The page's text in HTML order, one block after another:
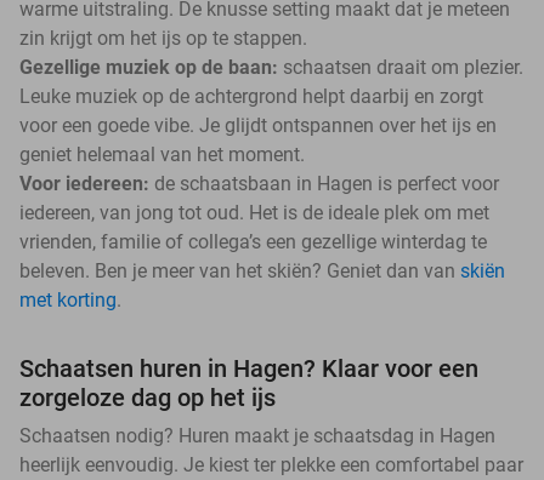
warme uitstraling. De knusse setting maakt dat je meteen
zin krijgt om het ijs op te stappen.
Gezellige muziek op de baan: schaatsen draait om plezier.
Leuke muziek op de achtergrond helpt daarbij en zorgt
voor een goede vibe. Je glijdt ontspannen over het ijs en
geniet helemaal van het moment.
Voor iedereen: de schaatsbaan in Hagen is perfect voor
iedereen, van jong tot oud. Het is de ideale plek om met
vrienden, familie of collega’s een gezellige winterdag te
beleven. Ben je meer van het skiën? Geniet dan van skiën
met korting.
Schaatsen huren in Hagen? Klaar voor een
zorgeloze dag op het ijs
Schaatsen nodig? Huren maakt je schaatsdag in Hagen
heerlijk eenvoudig. Je kiest ter plekke een comfortabel paar